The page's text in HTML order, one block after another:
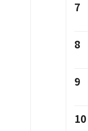
7
8
9
10